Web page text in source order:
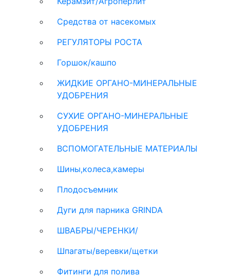
Средства от насекомых
РЕГУЛЯТОРЫ РОСТА
Горшок/кашпо
ЖИДКИЕ ОРГАНО-МИНЕРАЛЬНЫЕ
УДОБРЕНИЯ
СУХИЕ ОРГАНО-МИНЕРАЛЬНЫЕ
УДОБРЕНИЯ
ВСПОМОГАТЕЛЬНЫЕ МАТЕРИАЛЫ
Шины,колеса,камеры
Плодосъемник
Дуги для парника GRINDA
ШВАБРЫ/ЧЕРЕНКИ/
Шпагаты/веревки/щетки
Фитинги для полива